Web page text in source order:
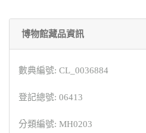
博物館藏品資訊
數典編號: CL_0036884
登記總號: 06413
分類編號: MH0203